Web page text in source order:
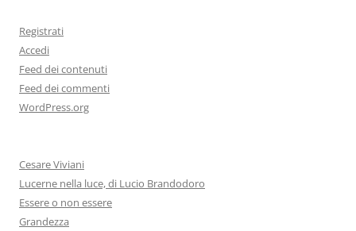
Registrati
Accedi
Feed dei contenuti
Feed dei commenti
WordPress.org
Cesare Viviani
Lucerne nella luce, di Lucio Brandodoro
Essere o non essere
Grandezza